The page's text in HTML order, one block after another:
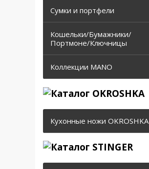
Сумки и портфели
Кошельки/Бумажники/
Портмоне/Ключницы
Коллекции MANO
Кухонные ножи OKROSHKA